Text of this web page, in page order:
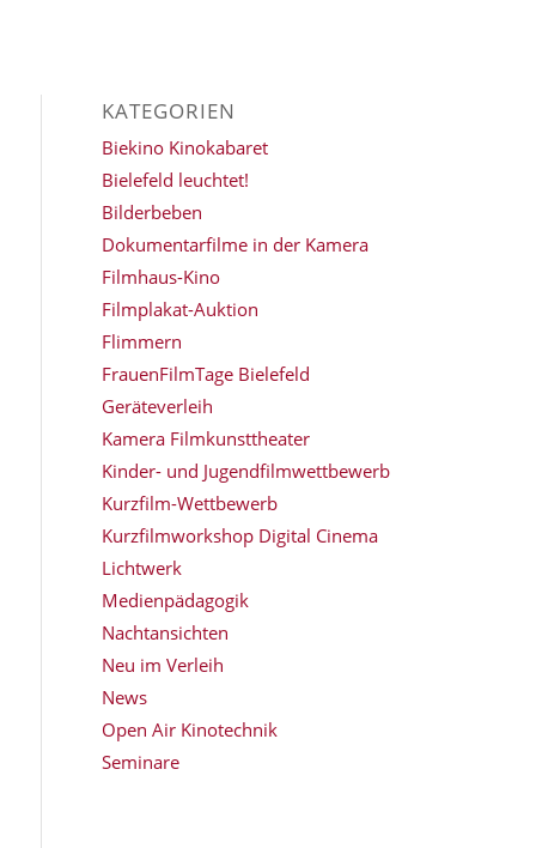
KATEGORIEN
Biekino Kinokabaret
Bielefeld leuchtet!
Bilderbeben
Dokumentarfilme in der Kamera
Filmhaus-Kino
Filmplakat-Auktion
Flimmern
FrauenFilmTage Bielefeld
Geräteverleih
Kamera Filmkunsttheater
Kinder- und Jugendfilmwettbewerb
Kurzfilm-Wettbewerb
Kurzfilmworkshop Digital Cinema
Lichtwerk
Medienpädagogik
Nachtansichten
Neu im Verleih
News
Open Air Kinotechnik
Seminare